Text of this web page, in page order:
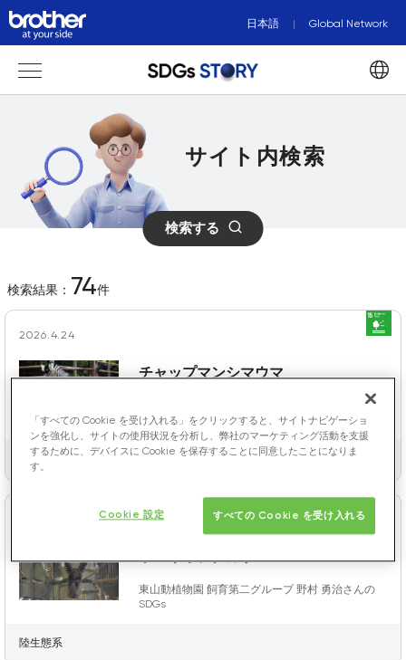
日本語 Global Network
サイト内検索
検索する
検索結果： 74件
2026.4.24
チャップマンシマウマ
東山動植物園 飼育第一グループ 小關 潤奈さんの
SDGs
陸生態系
ボルネオテナガザル
東山動植物園 飼育第二グループ 野村 勇治さんの
SDGs
陸生態系
「すべての Cookie を受け入れる」をクリックすると、サイトナビゲーショ
ンを強化し、サイトの使用状況を分析し、弊社のマーケティング活動を支援
するために、デバイスに Cookie を保存することに同意したことになりま
す。
すべての Cookie を受け入れる
Cookie 設定